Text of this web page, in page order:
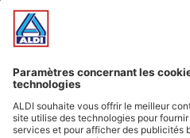
Offres
Infos essentielles
Suivez ALDI